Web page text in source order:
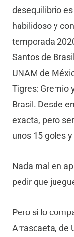
desequilibrio
habilidoso y
temporada
Santos de
UNAM de
Tigres; Gremio
Brasil. Desde
exacta, pero
unos 15 goles
Nada mal en
pedir que
Pero si lo
Arrascaeta, de